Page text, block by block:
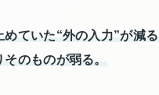
ていた“外の入力”が減る
のものが弱る。